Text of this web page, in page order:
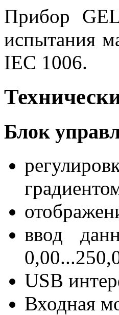
Прибор
испытания
IEC 1006.
Блок
ввод
USB
Входная